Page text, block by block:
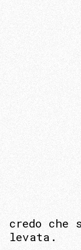
credo che
levata.